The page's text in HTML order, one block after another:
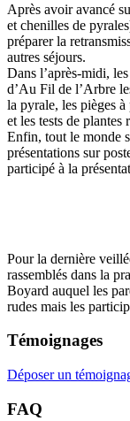
Après avoir avancé
et chenilles de
préparer la
autres séjours.
Dans l’après-midi,
d’Au Fil de l’Arbre
la pyrale, les pièges
et les tests de plantes
Enfin, tout le monde
présentations sur
participé à la
Pour la dernière
rassemblés dans la
Boyard auquel les
rudes mais les
Témoignages
Déposer un
FAQ